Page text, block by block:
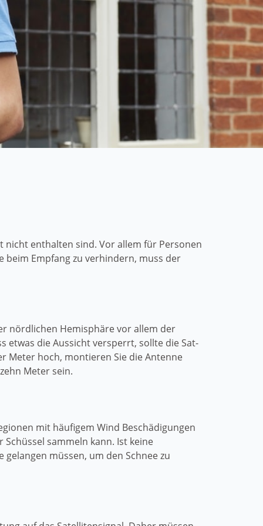
nicht enthalten sind. Vor allem für Personen
Empfang zu verhindern, muss der
nördlichen Hemisphäre vor allem der
etwas die Aussicht versperrt, sollte die Sat-
Meter hoch, montieren Sie die Antenne
Meter sein.
mit häufigem Wind Beschädigungen
sammeln kann. Ist keine
müssen, um den Schnee zu